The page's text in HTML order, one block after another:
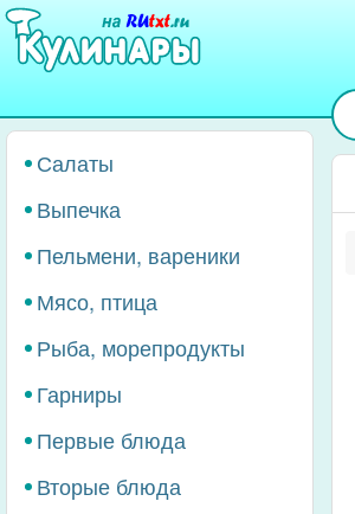
Перейти
основному
Салаты
Выпечка
Пельмени, вареники
Мясо, птица
Рыба, морепродукты
Гарниры
Первые блюда
Вторые блюда